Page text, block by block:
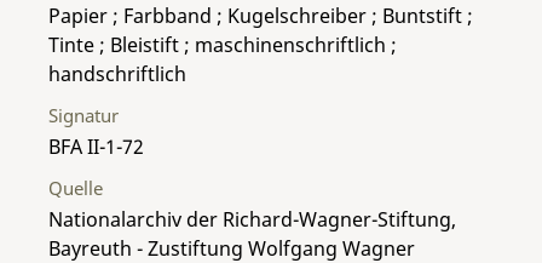
Papier ; Farbband ; Kugelschreiber ; Buntstift ;
Tinte ; Bleistift ; maschinenschriftlich ;
handschriftlich
Signatur
BFA II-1-72
Quelle
Nationalarchiv der Richard-Wagner-Stiftung,
Bayreuth - Zustiftung Wolfgang Wagner